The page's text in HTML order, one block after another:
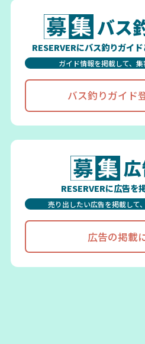
バス
RESERVERにバス釣りガイ
ガイド情報を掲載して、
バス釣りガイド
RESERVERに広告を
売り出したい広告を掲載して
広告の掲載